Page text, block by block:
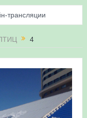
трансляции
имена и
4